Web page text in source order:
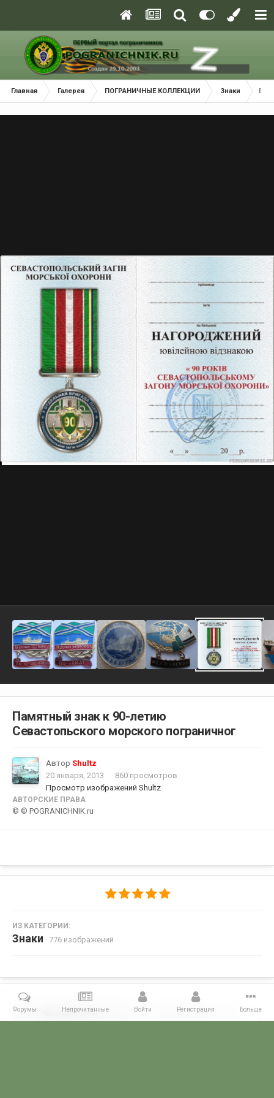
Главная Галерея ПОГРАНИЧНЫЕ КОЛЛЕКЦИИ Знаки
Памятный знак к 90-летию
Севастопьского морского пограничног
Автор Shultz
20 января, 2013
860 просмотров
Просмотр изображений Shultz
АВТОРСКИЕ ПРАВА
© © POGRANICHNIK.ru
ИЗ КАТЕГОРИИ:
Знаки · 776 изображений
Поделиться Подписчики 0
Форумы Непрочитанные Войти Регистрация Больше